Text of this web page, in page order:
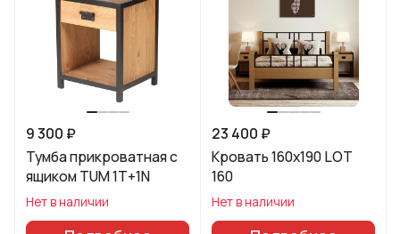
9 300 ₽
Тумба прикроватная с
ящиком TUM 1T+1N
Нет в наличии
23 400 ₽
Кровать 160х190 LOT
160
Нет в наличии